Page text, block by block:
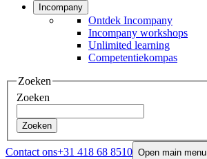
Incompany
Ontdek Incompany
Incompany workshops
Unlimited learning
Competentiekompas
Zoeken
Zoeken
Zoeken
Contact ons+31 418 68 8510 Open main menu